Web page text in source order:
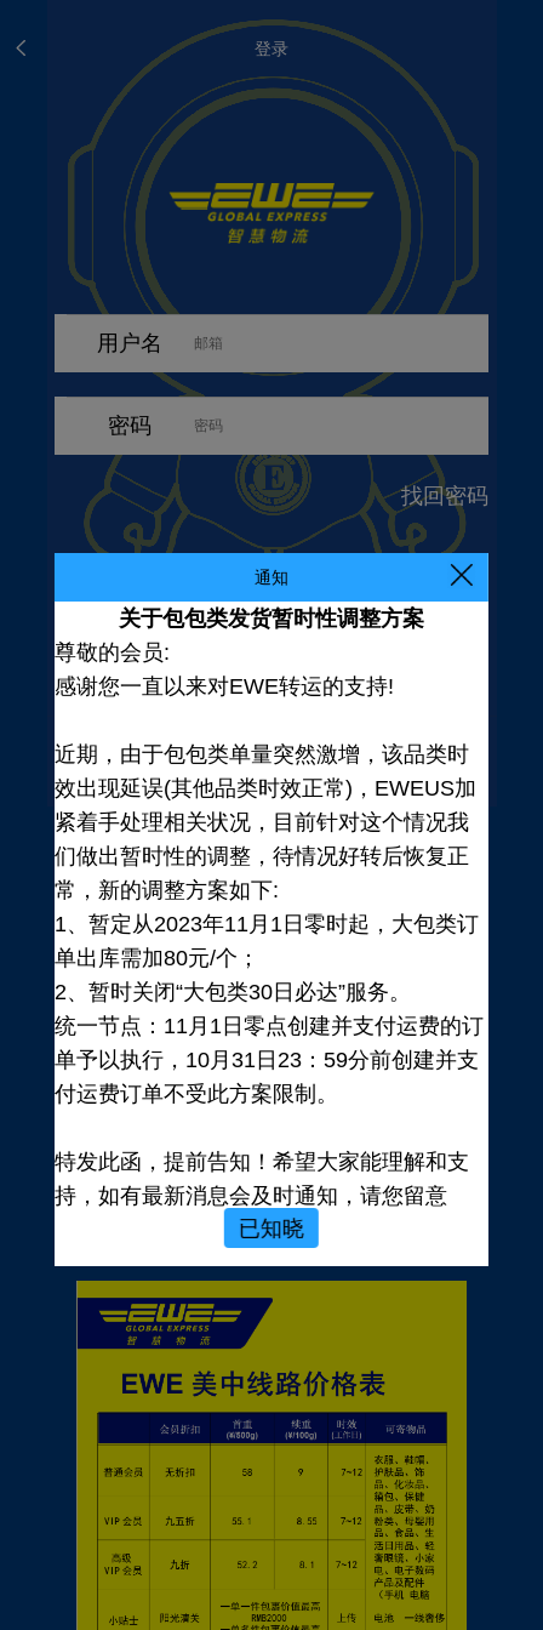
登录
用户名
密码
找回密码
登录
注册新手有礼
价格表
通知
关于包包类发货暂时性调整方案
尊敬的会员:
感谢您一直以来对EWE转运的支持!
近期，由于包包类单量突然激增，该品类时
效出现延误(其他品类时效正常)，EWEUS加
紧着手处理相关状况，目前针对这个情况我
们做出暂时性的调整，待情况好转后恢复正
常，新的调整方案如下:
1、暂定从2023年11月1日零时起，大包类订
单出库需加80元/个；
2、暂时关闭“大包类30日必达”服务。
统一节点：11月1日零点创建并支付运费的订
单予以执行，10月31日23：59分前创建并支
付运费订单不受此方案限制。
特发此函，提前告知！希望大家能理解和支
持，如有最新消息会及时通知，请您留意
EWE转运官网公告，再次感谢您的配合与支
持！
EWE US EXPRESS INC.
2023年10月19日
已知晓